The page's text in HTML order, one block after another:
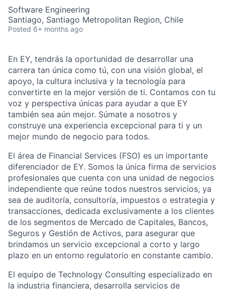
Software Engineering
Santiago, Santiago Metropolitan Region, Chile
Posted 6+ months ago
En EY, tendrás la oportunidad de desarrollar una
carrera tan única como tú, con una visión global, el
apoyo, la cultura inclusiva y la tecnología para
convertirte en la mejor versión de ti. Contamos con tu
voz y perspectiva únicas para ayudar a que EY
también sea aún mejor. Súmate a nosotros y
construye una experiencia excepcional para ti y un
mejor mundo de negocio para todos.
El área de Financial Services (FSO) es un importante
diferenciador de EY. Somos la única firma de servicios
profesionales que cuenta con una unidad de negocios
independiente que reúne todos nuestros servicios, ya
sea de auditoría, consultoría, impuestos o estrategia y
transacciones, dedicada exclusivamente a los clientes
de los segmentos de Mercado de Capitales, Bancos,
Seguros y Gestión de Activos, para asegurar que
brindamos un servicio excepcional a corto y largo
plazo en un entorno regulatorio en constante cambio.
El equipo de Technology Consulting especializado en
la industria financiera, desarrolla servicios de